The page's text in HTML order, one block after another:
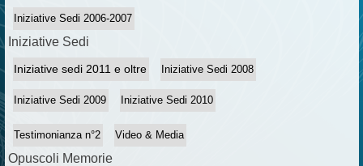
Iniziative Sedi 2006-2007
Iniziative Sedi
Iniziative sedi 2011 e oltre Iniziative Sedi 2008
Iniziative Sedi 2009 Iniziative Sedi 2010
Testimonianza n°2 Video & Media
Opuscoli Memorie